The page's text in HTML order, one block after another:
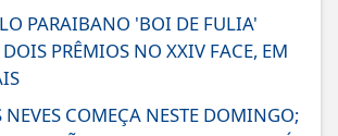
PARAIBANO 'BOI DE FULIA'
PRÊMIOS NO XXIV FACE, EM
NEVES COMEÇA NESTE DOMINGO;